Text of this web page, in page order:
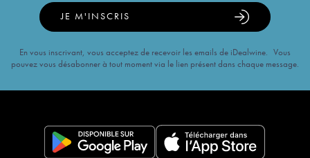
JE M'INSCRIS
En vous inscrivant, vous acceptez de recevoir les emails de iDealwine. Vous
pouvez vous désabonner à tout moment via le lien présent dans chaque message.